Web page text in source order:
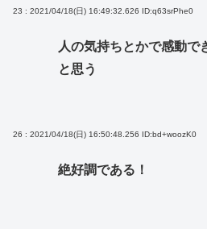
23 : 2021/04/18(日) 16:49:32.626 ID:q63srPhe0
人の気持ちとかで感動で
と思う
26 : 2021/04/18(日) 16:50:48.256 ID:bd+woozK0
絶好調である！